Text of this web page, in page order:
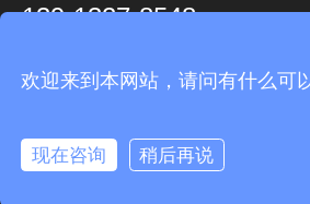
139-1327-8548
传真：0512-53305950
邮箱：tcreform@vip.163.com
©瑞风环保设备（苏州）有限公司 版权所有
网站建设：优尚网络
欢迎来到本网站，请问有什么可
现在咨询 稍后再说